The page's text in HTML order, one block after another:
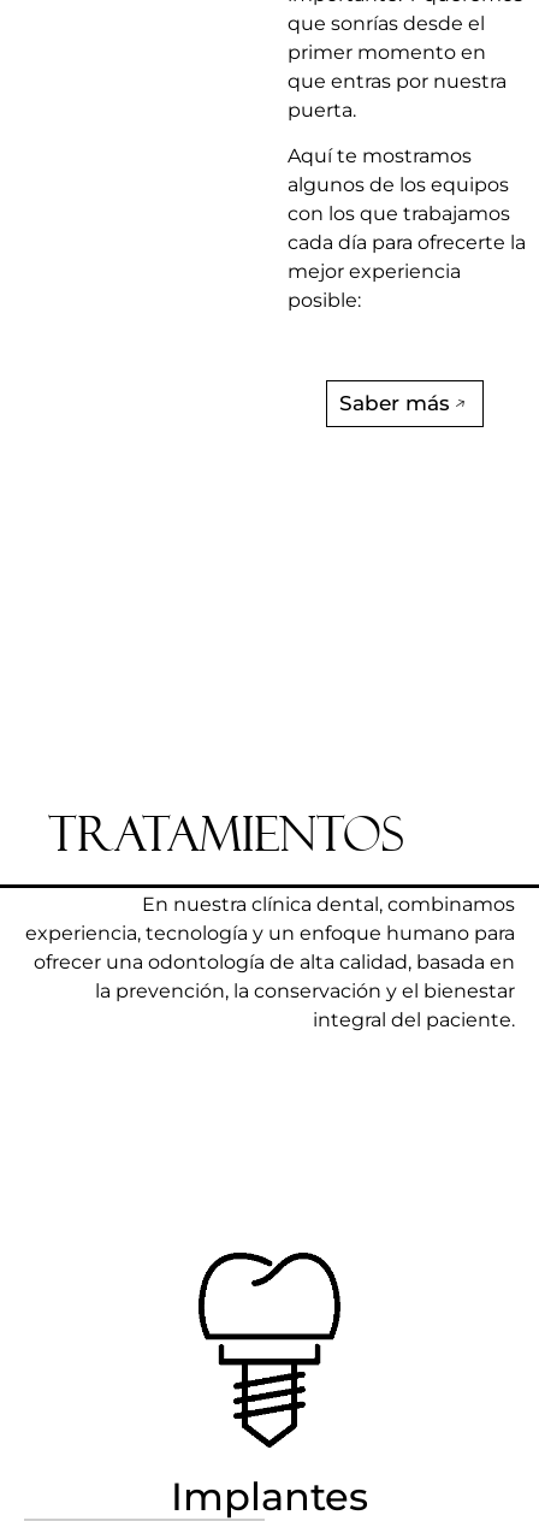
que sonrías desde el
primer momento en
que entras por nuestra
puerta.
Aquí te mostramos
algunos de los equipos
con los que trabajamos
cada día para ofrecerte la
mejor experiencia
posible:
Saber más
Tratamientos
En nuestra clínica dental, combinamos
experiencia, tecnología y un enfoque humano para
ofrecer una odontología de alta calidad, basada en
la prevención, la conservación y el bienestar
integral del paciente.
Implantes